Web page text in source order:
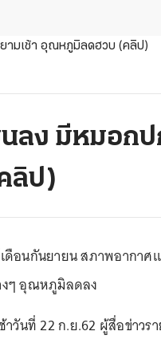
ลง มีหมอกป
ลิป)
ดือนกันยายน สภาพอากา
ๆ อุณหภูมิลดลง
าวันที่ 22 ก.ย.62 ผู้สื่อข่าว